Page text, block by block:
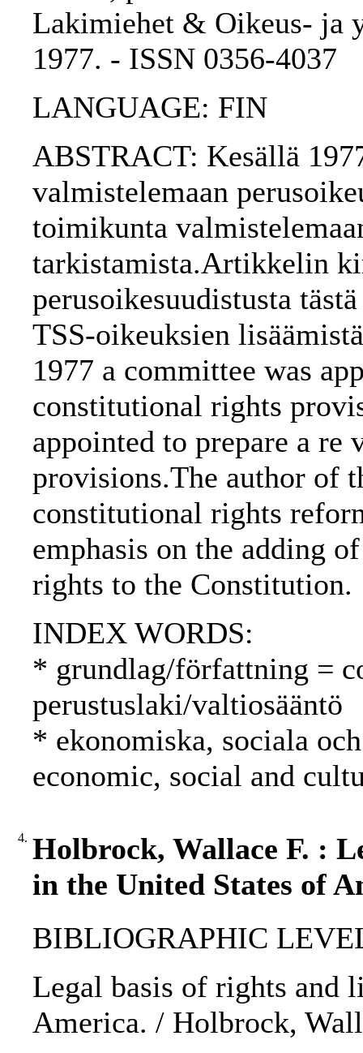
Lakimiehet & Oikeus- ja
1977. - ISSN 0356-4037
LANGUAGE: FIN
ABSTRACT: Kesällä
valmistelemaan
toimikunta
tarkistamista.Artikkelin
perusoikesuudistusta
TSS-oikeuksien
1977 a committee was
constitutional rights
appointed to prepare a
provisions.The author of
constitutional rights
emphasis on the adding
rights to the Constitution.
INDEX WORDS:
* grundlag/författning =
perustuslaki/valtiosääntö
* ekonomiska, sociala
economic, social and
4. Holbrock, Wallace F. :
in the United States of
BIBLIOGRAPHIC
Legal basis of rights and
America. / Holbrock,